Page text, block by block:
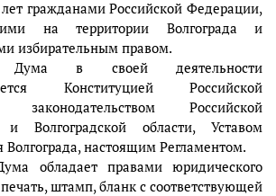
гражданами Российской Федерации,
на территории Волгограда и
избирательным правом.
Дума в своей деятельности
Конституцией Российской
законодательством Российской
Волгоградской области, Уставом
Волгограда, настоящим Регламентом.
обладает правами юридического
штамп, бланк с соответствующей